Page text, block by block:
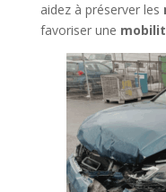
aidez à préserver les
favoriser une